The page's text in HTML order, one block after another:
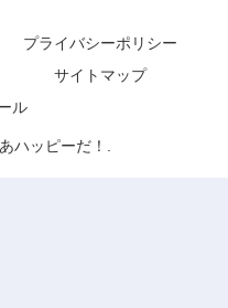
プライバシーポリシー
サイトマップ
ル
ハッピーだ！.